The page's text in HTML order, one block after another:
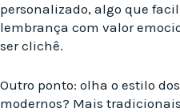
personalizado, algo que
lembrança com valor
ser clichê.
Outro ponto: olha o estilo
modernos? Mais